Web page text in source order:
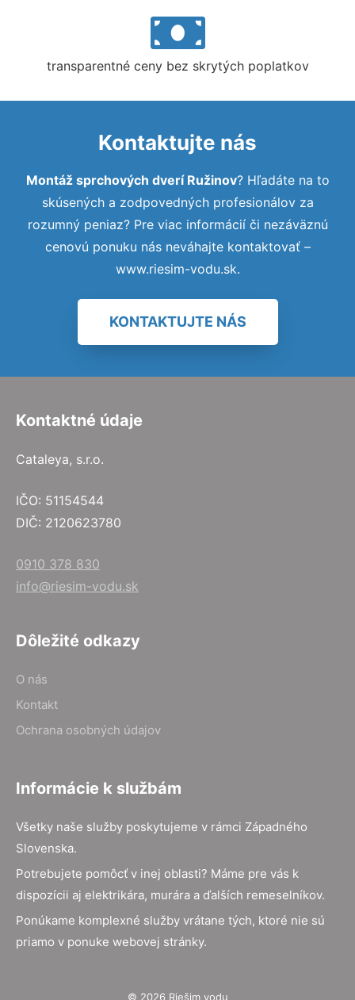
transparentné ceny bez skrytých poplatkov
Kontaktujte nás
Montáž sprchových dverí Ružinov? Hľadáte na to
skúsených a zodpovedných profesionálov za
rozumný peniaz? Pre viac informácií či nezáväznú
cenovú ponuku nás neváhajte kontaktovať –
www.riesim-vodu.sk.
KONTAKTUJTE NÁS
Kontaktné údaje
Cataleya, s.r.o.
IČO: 51154544
DIČ: 2120623780
0910 378 830
info@riesim-vodu.sk
Dôležité odkazy
O nás
Kontakt
Ochrana osobných údajov
Informácie k službám
Všetky naše služby poskytujeme v rámci Západného
Slovenska.
Potrebujete pomôcť v inej oblasti? Máme pre vás k
dispozícii aj elektrikára, murára a ďalších remeselníkov.
Ponúkame komplexné služby vrátane tých, ktoré nie sú
priamo v ponuke webovej stránky.
© 2026 Riešim vodu